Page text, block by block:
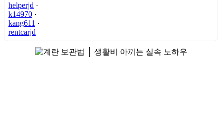
helperjd ·
k14970 ·
kang611 ·
rentcarjd